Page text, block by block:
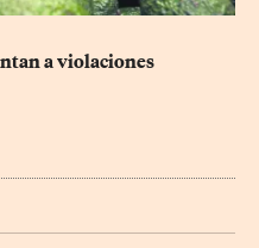
a violaciones